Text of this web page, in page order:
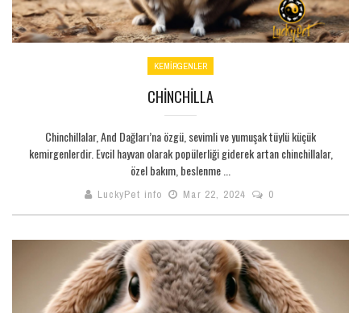
KEMİRGENLER
CHINCHILLA
Chinchillalar, And Dağları’na özgü, sevimli ve yumuşak tüylü küçük
kemirgenlerdir. Evcil hayvan olarak popülerliği giderek artan chinchillalar,
özel bakım, beslenme ...
LuckyPet info Mar 22, 2024 0